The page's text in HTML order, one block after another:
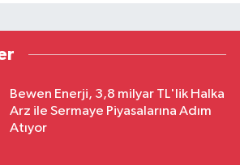
Bewen Enerji, 3,8 milyar TL'lik Halka
Arz ile Sermaye Piyasalarına Adım
Atıyor